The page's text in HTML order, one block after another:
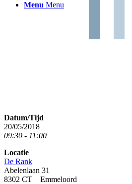
Menu Menu
Datum/Tijd
20/05/2018
09:30 - 11:00
Locatie
De Rank
Abelenlaan 31
8302 CT Emmeloord